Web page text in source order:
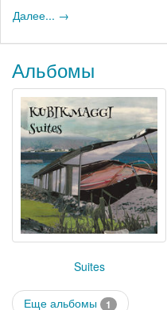
Далее... →
Альбомы
Suites
Еще альбомы 1